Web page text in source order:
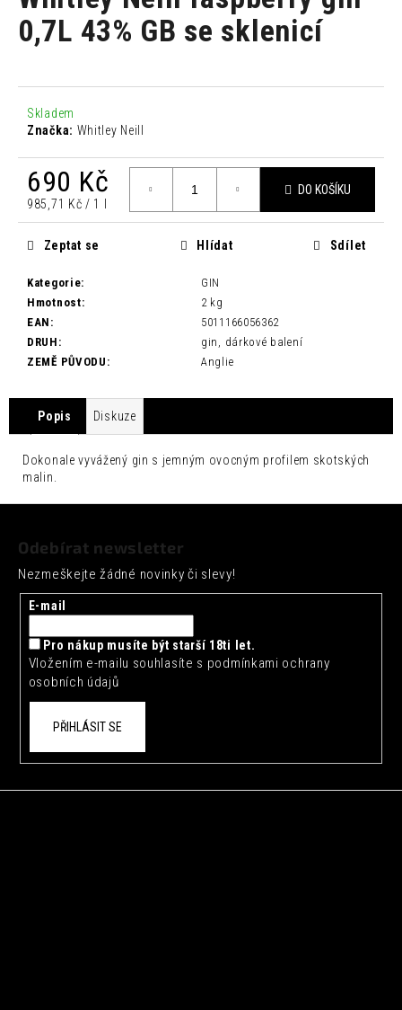
0,0
z0,7L 43% GB se sklenicí
Skladem
Značka: Whitley Neill
690 Kč
Měrná
cena:
985,71 Kč / 1 l
DO KOŠÍKU
Kategorie:
GIN
Hmotnost:
2 kg
EAN :
5011166056362
DRUH :
gin, dárkové balení
ZEMĚ PŮVODU : Anglie
Zeptat se Hlídat Sdílet
Popis Diskuze
Dokonale vyvážený gin s jemným ovocným profilem skotských
malin.
a
j
t
?
HLEDAT
D
o
p
o
č
e
m
e
FENTIMANS
CHERRY
COLA
52
Odebírat newsletter
Nezmeškejte žádné novinky či slevy!
E-mail
Pro nákup musíte být starší 18ti let.
Vložením e-mailu souhlasíte s podmínkami ochrany
osobních údajů
PŘIHLÁSIT SE